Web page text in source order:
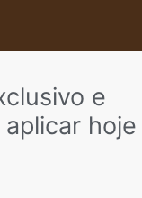
e
hoje